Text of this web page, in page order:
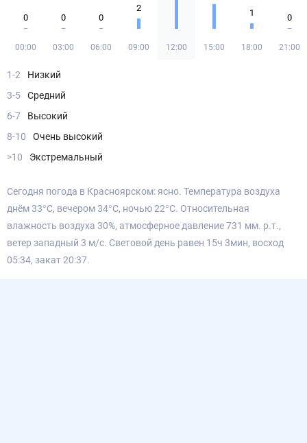
0
00:00
0
03:00
0
06:00
2
09:00 12:00 15:00
1
18:00
0
21:00
1-2
Низкий
3-5
Средний
6-7
Высокий
8-10
Очень высокий
>10
Экстремальный
Сегодня погода в Красноярском: ясно. Температура воздуха
днём 33°С, вечером 34°С, ночью 22°С. Относительная
влажность воздуха 30%, атмосферное давление 731 мм. р.т.,
ветер западный 3 м/с. Световой день равен 15ч 3мин, восход
05:34, закат 20:37.